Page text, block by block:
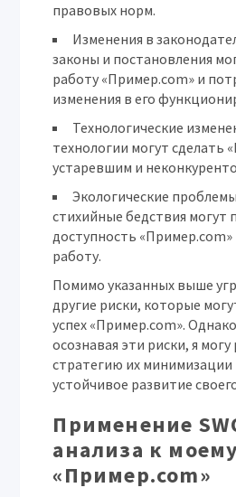
правовых норм.
Изменения в
законы и постановления
работу «Пример.com» и
изменения в его
Технологические
технологии могут сделать
устаревшим и
Экологические
стихийные бедствия могут
доступность «Пример.com»
работу.
Помимо указанных выше
другие риски, которые
успех «Пример.com».
осознавая эти риски, я
стратегию их минимизации
устойчивое развитие
Применение
анализа к
«Пример.com»